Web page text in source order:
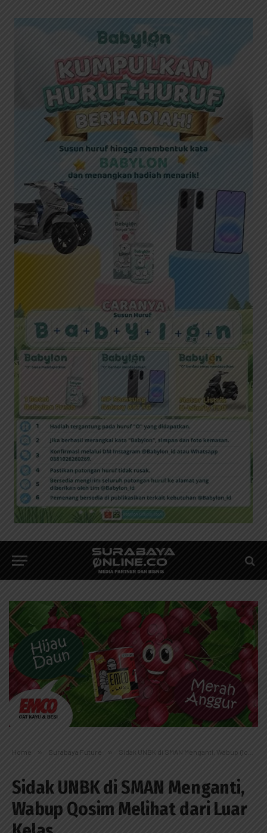
Home » Surabaya Future » Sidak UNBK di SMAN Menganti, Wabup Qosim Melihat dari Luar Kelas
Sidak UNBK di SMAN Menganti,
Wabup Qosim Melihat dari Luar